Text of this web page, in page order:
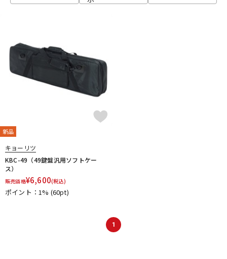
ベース ウクレレ
キーボード
DJ機器
新品
キョーリツ
KBC-49（49鍵盤汎用ソフトケー
ス）
販売価格¥6,600(税込)
ポイント：1% (60pt)
1